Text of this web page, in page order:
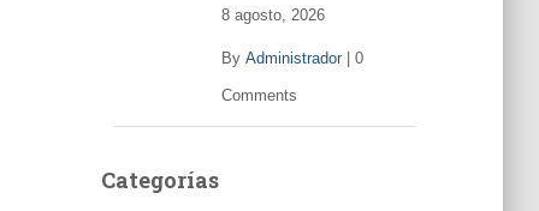
8 agosto, 2026
By Administrador| 0
Comments
Categorías